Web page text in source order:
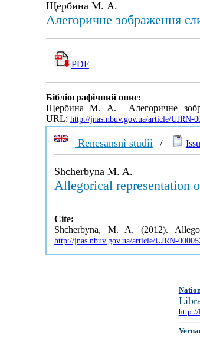
Щербина М. А.
Алегоричне зображення
PDF
Бібліографічний опис:
Щербина М. А. Алегоричне
URL: http://jnas.nbuv.gov.ua/article/UJRN-
Renesansnì studìì /
Shcherbyna M. A.
Allegorical representation
Cite:
Shcherbyna, M. A. (2012).
http://jnas.nbuv.gov.ua/article/UJRN-
http://